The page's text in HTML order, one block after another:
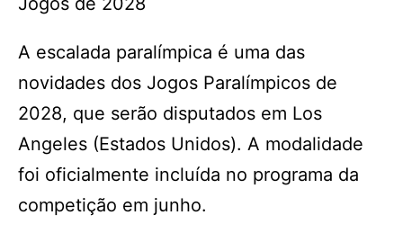
A escalada paralímpica é uma das
novidades dos Jogos Paralímpicos de
2028, que serão disputados em Los
Angeles (Estados Unidos). A modalidade
foi oficialmente incluída no programa da
competição em junho.